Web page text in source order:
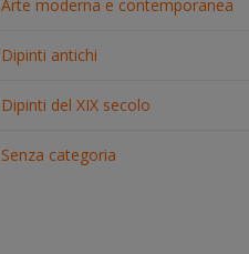
Arte moderna e contemporanea
Dipinti antichi
Dipinti del XIX secolo
Senza categoria